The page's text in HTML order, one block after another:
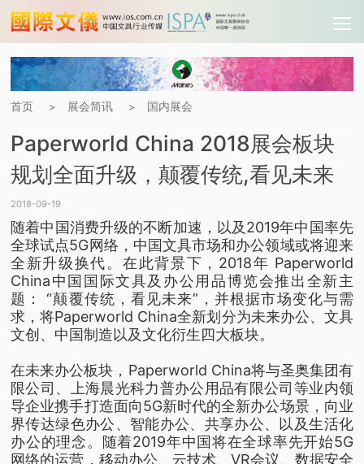
首页 > 展会简讯 > 国内展会
Paperworld China 2018展会板块
规划全面升级，颠覆传统,看见未来
2018-09-19
随着中国消费升级的不断加速，以及2019年中国率先
全球试点5G网络，中国文具市场和办公领域或将迎来
全新升级换代。在此背景下，2018年 Paperworld
China中国国际文具及办公用品博览会推出全新主
题： “颠覆传统，看见未来”，并根据市场变化与需
求，将Paperworld China全新划分为未来办公、文具
文创、中国制造以及文化衍生四大板块。
在未来办公板块，Paperworld China将与圣奥集团有
限公司、上海晨光科力普办公用品有限公司等业内领
导企业携手打造面向5G新时代的全新办公场景，向业
界传达绿色办公、智能办公、共享办公、以及生活化
办公的理念。随着2019年中国将在全球率先开始5G
网络的运营，移动办公、云技术、VR会议、数据安全